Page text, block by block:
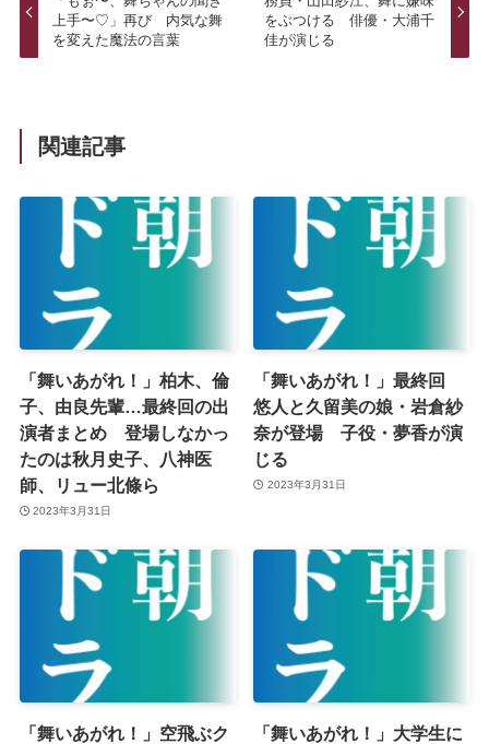
上手〜♡」再び 内気な舞
を変えた魔法の言葉
をぶつける 俳優・大浦千
佳が演じる
関連記事
「舞いあがれ！」柏木、倫
子、由良先輩…最終回の出
演者まとめ 登場しなかっ
たのは秋月史子、八神医
師、リュー北條ら
2023年3月31日
「舞いあがれ！」最終回
悠人と久留美の娘・岩倉紗
奈が登場 子役・夢香が演
じる
2023年3月31日
「舞いあがれ！」空飛ぶク
「舞いあがれ！」大学生に